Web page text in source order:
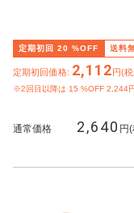
定期初回 20 %OFF 送料
定期初回価格: 2,112円(
※2回目以降は 15 %OFF 2,244
通常価格 2,640 円